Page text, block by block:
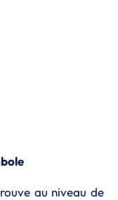
au niveau de